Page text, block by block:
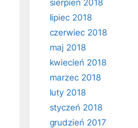
sierpień 2018
lipiec 2018
czerwiec 2018
maj 2018
kwiecień 2018
marzec 2018
luty 2018
styczeń 2018
grudzień 2017